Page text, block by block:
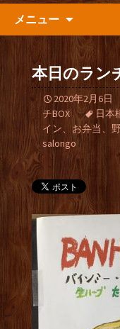
メニュー
本日のラン
2020年2月6日
チBOX
日本
イン、お弁当、
salongo